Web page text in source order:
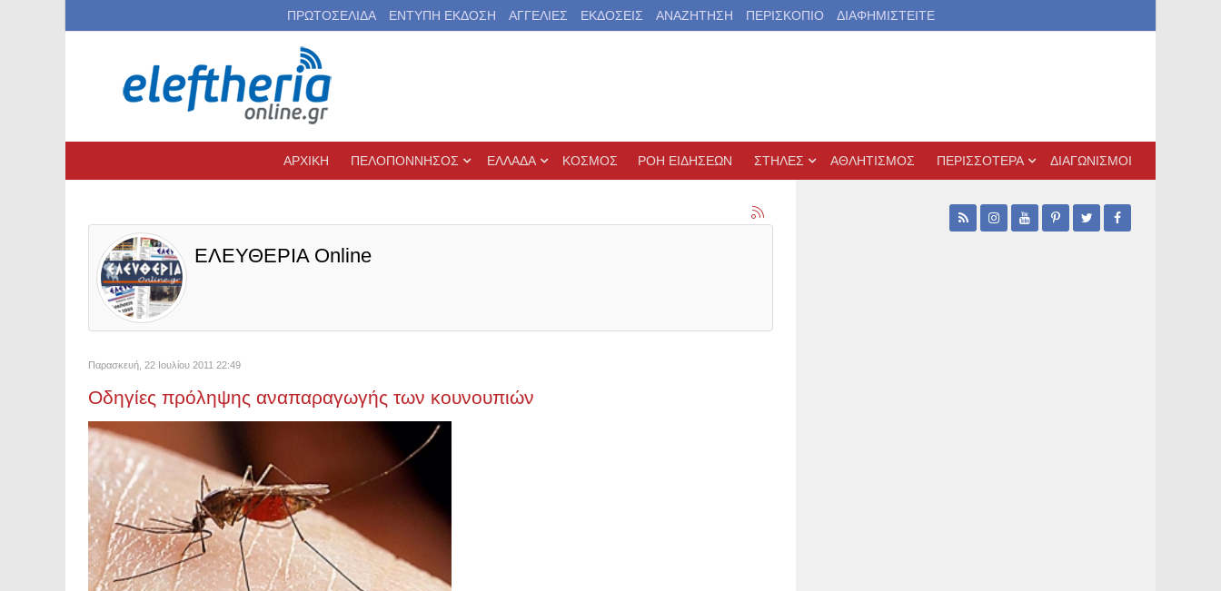
ΠΡΩΤΟΣΕΛΙΔΑ ΕΝΤΥΠΗ ΕΚΔΟΣΗ ΑΓΓΕΛΙΕΣ ΕΚΔΟΣΕΙΣ ΑΝΑΖΗΤΗΣΗ ΠΕΡΙΣΚΟΠΙΟ ΔΙΑΦΗΜΙΣΤΕΙΤΕ
ΑΡΧΙΚΗ ΠΕΛΟΠΟΝΝΗΣΟΣ ΕΛΛΑΔΑ ΚΟΣΜΟΣ ΡΟΗ ΕΙΔΗΣΕΩΝ ΣΤΗΛΕΣ ΑΘΛΗΤΙΣΜΟΣ ΠΕΡΙΣΣΟΤΕΡΑ ΔΙΑΓΩΝΙΣΜΟΙ
ΕΛΕΥΘΕΡΙΑ Online
Παρασκευή, 22 Ιουλίου 2011 22:49
Οδηγίες πρόληψης αναπαραγωγής των κουνουπιών